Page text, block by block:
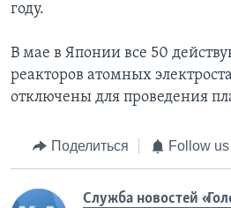
году.
В мае в Японии все 50
реакторов атомных
отключены для проведения
Поделиться Follow us
Служба новостей